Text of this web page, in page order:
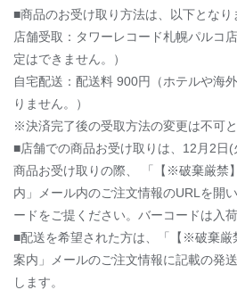
■商品のお受け取り方法は、以下となり
店舗受取：タワーレコード札幌パルコ
定はできません。）
自宅配送：配送料 900円（ホテルや海
りません。）
※決済完了後の受取方法の変更は不可と
■店舗での商品お受け取りは、12月2日(
商品お受け取りの際、 「【※破棄厳禁
内」メール内のご注文情報のURLを開
ードをご提ください。バーコードは入
■配送を希望された方は、「【※破棄厳
案内」メールのご注文情報に記載の発
します。